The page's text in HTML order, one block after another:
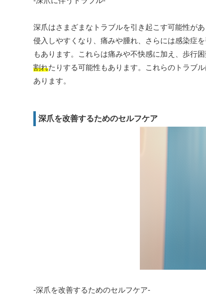
深爪はさまざまなトラブルを引き起こす可能性があ
侵入しやすくなり、痛みや腫れ、さらには感染症
もあります。これらは痛みや不快感に加え、歩行
割れたりする可能性もあります。これらのトラブ
あります。
深爪を改善するためのセルフケア
-深爪を改善するためのセルフケア-